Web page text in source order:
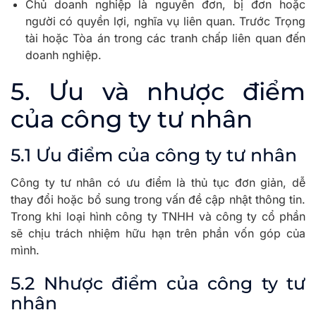
Chủ doanh nghiệp là nguyên đơn, bị đơn hoặc
người có quyền lợi, nghĩa vụ liên quan. Trước Trọng
tài hoặc Tòa án trong các tranh chấp liên quan đến
doanh nghiệp.
5. Ưu và nhược điểm
của công ty tư nhân
5.1 Ưu điểm của công ty tư nhân
Công ty tư nhân có ưu điểm là thủ tục đơn giản, dễ
thay đổi hoặc bổ sung trong vấn đề cập nhật thông tin.
Trong khi loại hình công ty TNHH và công ty cổ phần
sẽ chịu trách nhiệm hữu hạn trên phần vốn góp của
mình.
5.2 Nhược điểm của công ty tư
nhân